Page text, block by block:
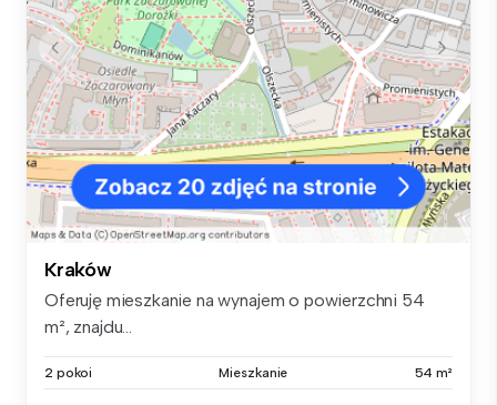
Kraków
Oferuję mieszkanie na wynajem o powierzchni 54
m², znajdu...
2 pokoi Mieszkanie 54 m²